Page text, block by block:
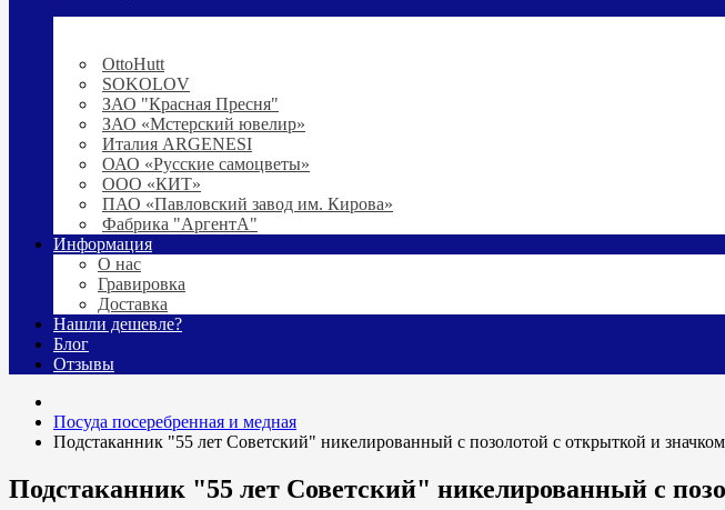
OttoHutt
SOKOLOV
ЗАО "Красная Пресня"
ЗАО «Мстерский ювелир»
Италия ARGENESI
ОАО «Русские самоцветы»
ООО «КИТ»
ПАО «Павловский завод им. Кирова»
Фабрика "АргентА"
Информация
О нас
Гравировка
Доставка
Нашли дешевле?
Блог
Отзывы
Посуда посеребренная и медная
Подстаканник "55 лет Советский" никелированный с позолотой с открыткой и значком
Подстаканник "55 лет Советский" никелированный с